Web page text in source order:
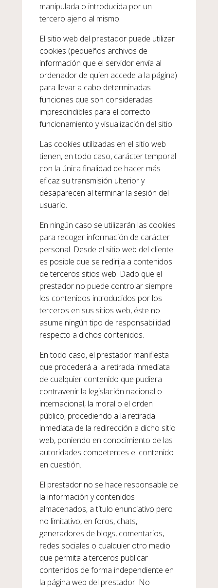
manipulada o introducida por un
tercero ajeno al mismo.
El sitio web del prestador puede utilizar
cookies (pequeños archivos de
información que el servidor envía al
ordenador de quien accede a la página)
para llevar a cabo determinadas
funciones que son consideradas
imprescindibles para el correcto
funcionamiento y visualización del sitio.
Las cookies utilizadas en el sitio web
tienen, en todo caso, carácter temporal
con la única finalidad de hacer más
eficaz su transmisión ulterior y
desaparecen al terminar la sesión del
usuario.
En ningún caso se utilizarán las cookies
para recoger información de carácter
personal. Desde el sitio web del cliente
es posible que se redirija a contenidos
de terceros sitios web. Dado que el
prestador no puede controlar siempre
los contenidos introducidos por los
terceros en sus sitios web, éste no
asume ningún tipo de responsabilidad
respecto a dichos contenidos.
En todo caso, el prestador manifiesta
que procederá a la retirada inmediata
de cualquier contenido que pudiera
contravenir la legislación nacional o
internacional, la moral o el orden
público, procediendo a la retirada
inmediata de la redirección a dicho sitio
web, poniendo en conocimiento de las
autoridades competentes el contenido
en cuestión.
El prestador no se hace responsable de
la información y contenidos
almacenados, a título enunciativo pero
no limitativo, en foros, chats,
generadores de blogs, comentarios,
redes sociales o cualquier otro medio
que permita a terceros publicar
contenidos de forma independiente en
la página web del prestador. No